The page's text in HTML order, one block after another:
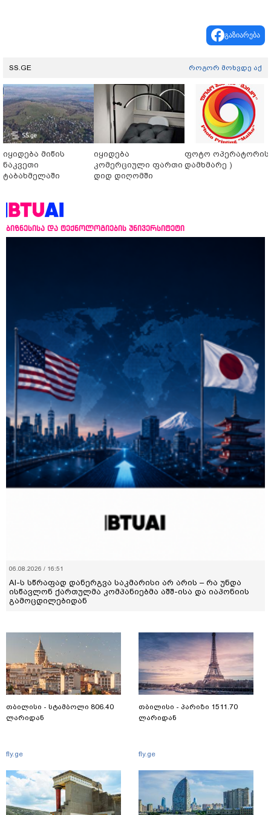
გაზიარება
SS.GE როგორ მოხვდე აქ
იყიდება მიწის
ნაკვეთი
ტაბახმელაში
იყიდება
კომერციული ფართი
დიდ დიღომში
ფოტო ოპერატორის
დამხმარე )
ბიზნესისა და ტექნოლოგიების უნივერსიტეტი
06.08.2026 / 16:51
AI-ს სწრაფად დანერგვა საკმარისი არ არის – რა უნდა
ისწავლონ ქართულმა კომპანიებმა აშშ-ისა და იაპონიის
გამოცდილებიდან
თბილისი - სტამბოლი 806.40
ლარიდან
fly.ge
თბილისი - პარიზი 1511.70
ლარიდან
fly.ge